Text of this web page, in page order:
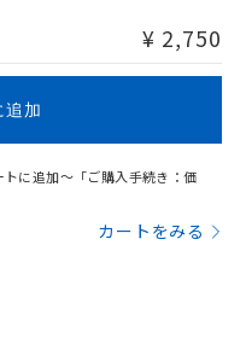
¥ 2,750
追加
に追加～「ご購入手続き：価
カートをみる